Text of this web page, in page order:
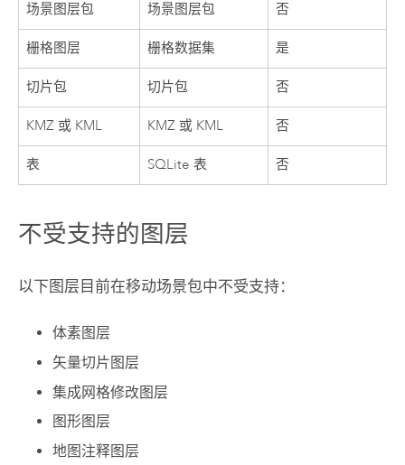
场景图层包 场景图层包 否
栅格图层 栅格数据集 是
切片包 切片包 否
KMZ 或 KML KMZ 或 KML 否
表 SQLite 表 否
不受支持的图层
以下图层目前在移动场景包中不受支持：
体素图层
矢量切片图层
集成网格修改图层
图形图层
地图注释图层